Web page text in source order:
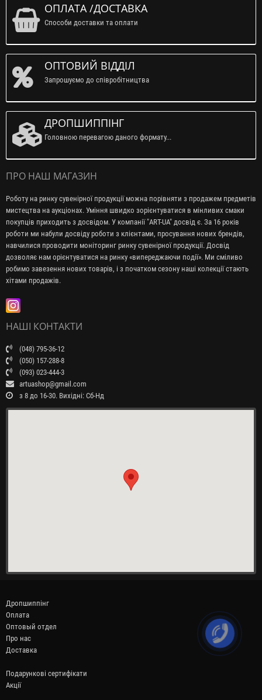
ОПЛАТА /ДОСТАВКА
Способи доставки та оплати
ОПТОВИЙ ВІДДІЛ
Запрошуємо до співробітництва
ДРОПШИППІНГ
Головною перевагою даного формату...
ПРО НАШ МАГАЗИН
Роботу на ринку сувенірної продукції можна порівняти з продажем предметів
мистецтва на аукціонах. Уміння швидко зорієнтуватися в мінливих смаки
покупців приходить з досвідом. У компанії "ART-UA" досвід є. За 16 років
роботи ми набули досвіду роботи з клієнтами, просування нових брендів,
навчилися проводити моніторинг ринку сувенірної продукції. Досвід
дозволяє нам орієнтуватися на ринку «випереджаючи події». Ми сміливо
робимо завезення нових товарів, і з початком сезону наші колекції стають
хітами продажів.
НАШІ КОНТАКТИ
(048) 795-36-12
(050) 157-288-8
(093) 023-444-3
artuashop@gmail.com
з 8 до 16-30. Вихідні: Сб-Нд
Дропшиппінг
Оплата
Оптовый отдел
Про нас
Доставка
Подарункові сертифікати
Акції